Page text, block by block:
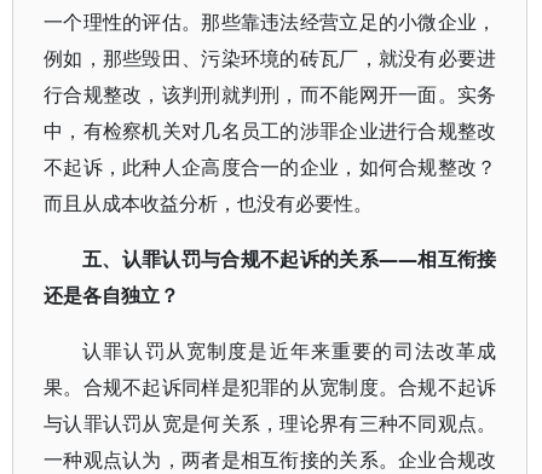
一个理性的评估。那些靠违法经营立足的小微企业，
例如，那些毁田、污染环境的砖瓦厂，就没有必要进
行合规整改，该判刑就判刑，而不能网开一面。实务
中，有检察机关对几名员工的涉罪企业进行合规整改
不起诉，此种人企高度合一的企业，如何合规整改？
而且从成本收益分析，也没有必要性。
五、认罪认罚与合规不起诉的关系——相互衔接
还是各自独立？
认罪认罚从宽制度是近年来重要的司法改革成
果。合规不起诉同样是犯罪的从宽制度。合规不起诉
与认罪认罚从宽是何关系，理论界有三种不同观点。
一种观点认为，两者是相互衔接的关系。企业合规改